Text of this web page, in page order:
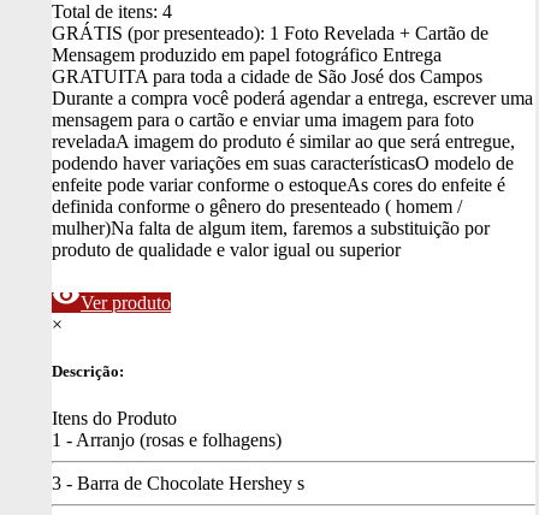
Total de itens: 4
GRÁTIS (por presenteado): 1 Foto Revelada + Cartão de
Mensagem produzido em papel fotográfico Entrega
GRATUITA para toda a cidade de São José dos Campos
Durante a compra você poderá agendar a entrega, escrever uma
mensagem para o cartão e enviar uma imagem para foto
reveladaA imagem do produto é similar ao que será entregue,
podendo haver variações em suas característicasO modelo de
enfeite pode variar conforme o estoqueAs cores do enfeite é
definida conforme o gênero do presenteado ( homem /
mulher)Na falta de algum item, faremos a substituição por
produto de qualidade e valor igual ou superior
visibilityVer produto
×
Descrição:
Itens do Produto
1 - Arranjo (rosas e folhagens)
3 - Barra de Chocolate Hershey s